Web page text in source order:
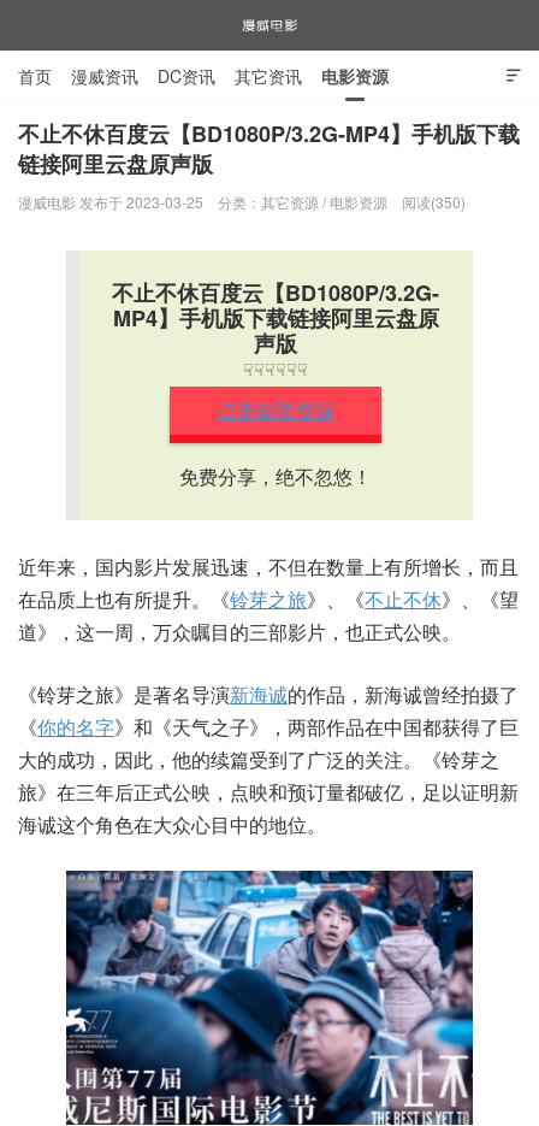
漫威电影

首页 漫威资讯 DC资讯 其它资讯 电影资源
电视剧资源 漫威图片
不止不休百度云【BD1080P/3.2G-MP4】手机版下载
链接阿里云盘原声版
漫威电影 发布于 2023-03-25 分类： 其它资源 / 电影资源 阅读(350)
不止不休百度云【BD1080P/3.2G-
MP4】手机版下载链接阿里云盘原
声版
☟☟☟☟☟☟
点击获取资源
免费分享，绝不忽悠！
近年来，国内影片发展迅速，不但在数量上有所增长，而且
在品质上也有所提升。《铃芽之旅》、《不止不休》、《望
道》，这一周，万众瞩目的三部影片，也正式公映。
《铃芽之旅》是著名导演新海诚的作品，新海诚曾经拍摄了
《你的名字》和《天气之子》，两部作品在中国都获得了巨
大的成功，因此，他的续篇受到了广泛的关注。《铃芽之
旅》在三年后正式公映，点映和预订量都破亿，足以证明新
海诚这个角色在大众心目中的地位。